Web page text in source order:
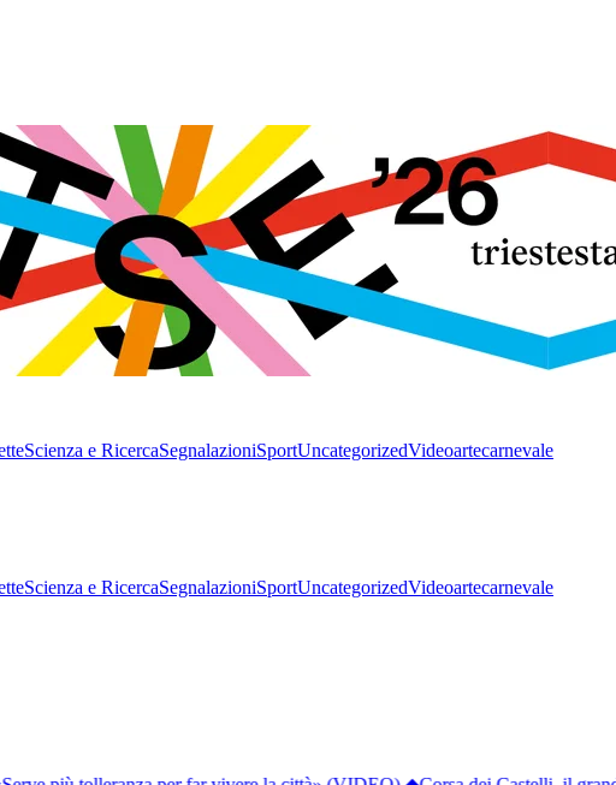
Scienza e RicercaSegnalazioniSportUncategorizedVideoartecarnevale
Scienza e RicercaSegnalazioniSportUncategorizedVideoartecarnevale